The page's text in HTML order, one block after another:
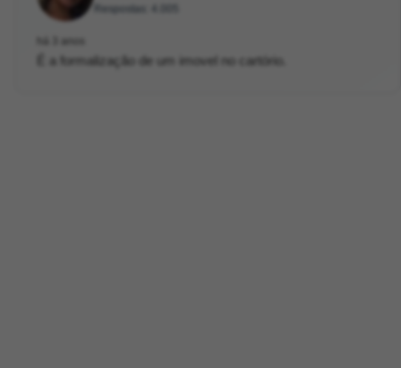
Respostas: 4.005
há 3 anos
É a formalização de um imovel no cartório.